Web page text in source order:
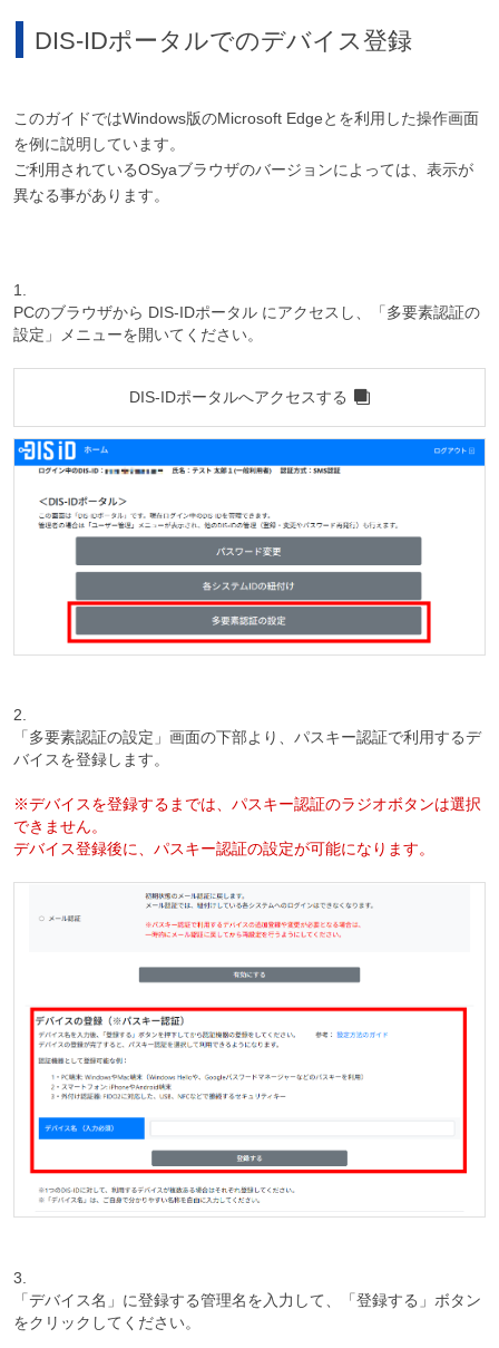
DIS-IDポータルでのデバイス登録
このガイドではWindows版のMicrosoft Edgeとを利用した操作画面
を例に説明しています。
ご利用されているOSyaブラウザのバージョンによっては、表示が
異なる事があります。
1.
PCのブラウザから DIS-IDポータル にアクセスし、「多要素認証の
設定」メニューを開いてください。
DIS-IDポータルへアクセスする
2.
「多要素認証の設定」画面の下部より、パスキー認証で利用するデ
バイスを登録します。
※デバイスを登録するまでは、パスキー認証のラジオボタンは選択
できません。
デバイス登録後に、パスキー認証の設定が可能になります。
3.
「デバイス名」に登録する管理名を入力して、「登録する」ボタン
をクリックしてください。